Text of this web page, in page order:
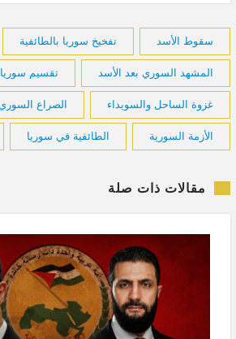
سقوط الأسد تفخيخ سوريا بالطائفية
المشهد السوري بعد الأسد تقسيم سوريا
غزوة الساحل والسويداء الصراع السوري
الأزمة السورية الطائفية في سوريا
مقالات ذات صلة